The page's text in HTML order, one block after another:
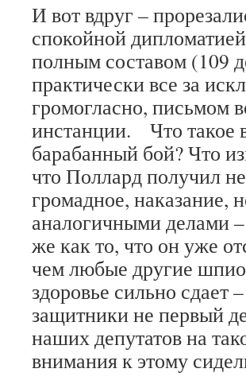
И вот вдруг –
спокойной
полным составом (109
практически все за
громогласно, письмом
инстанции. Что такое
барабанный бой? Что
что Поллард получил
громадное, наказание,
аналогичными делами
же как то, что он уже
чем любые другие
здоровье сильно сдает
защитники не первый
наших депутатов на
внимания к этому